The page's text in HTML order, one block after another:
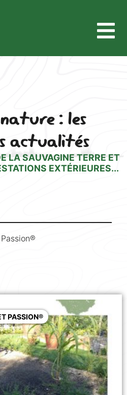
: les
actualités
LA SAUVAGINE TERRE ET
EXTÉRIEURES...
PASSION®